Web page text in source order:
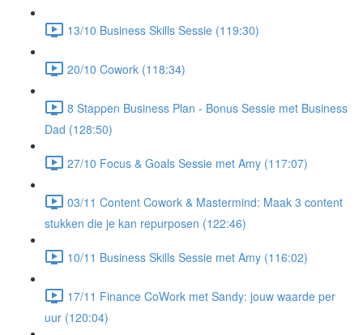
13/10 Business Skills Sessie (119:30)
20/10 Cowork (118:34)
8 Stappen Business Plan - Bonus Sessie met Business
Dad (128:50)
27/10 Focus & Goals Sessie met Amy (117:07)
03/11 Content Cowork & Mastermind: Maak 3 content
stukken die je kan repurposen (122:46)
10/11 Business Skills Sessie met Amy (116:02)
17/11 Finance CoWork met Sandy: jouw waarde per
uur (120:04)